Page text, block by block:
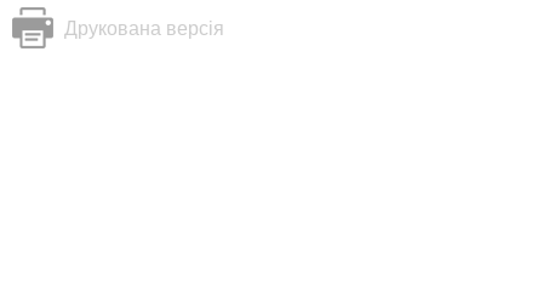
Друкована версія